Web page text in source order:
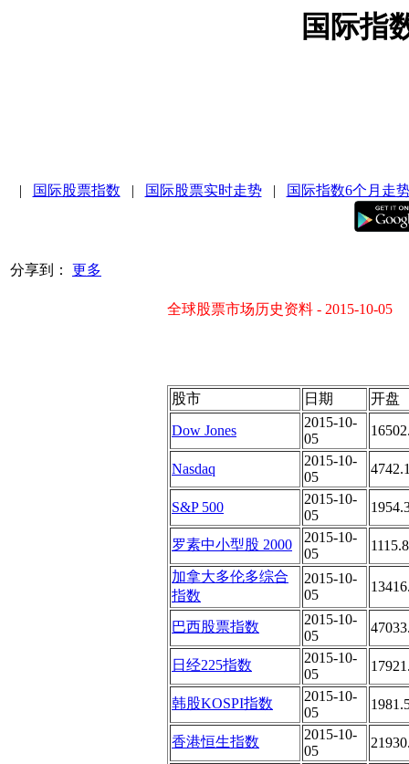
国际指
| 国际股票指数 | 国际股票实时走势| 国际指数6个月走
分享到： 更多
全球股票市场历史资料 - 2015-10-05
股市 日期 开盘
Dow Jones
2015-10-
05
Nasdaq
2015-10-
05
S&P 500
2015-10-
05
罗素中小型股 2000
2015-10-
05
加拿大多伦多综合
指数
2015-10-
05
巴西股票指数
2015-10-
05
日经225指数
2015-10-
05
韩股KOSPI指数
2015-10-
05
香港恒生指数
2015-10-
05